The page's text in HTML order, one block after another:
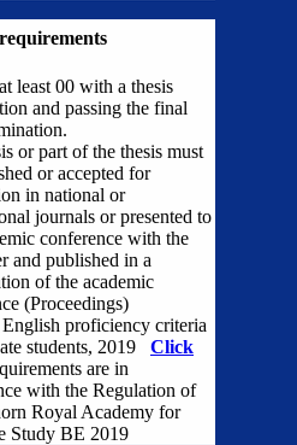
least 00 with a thesis
and passing the final
or part of the thesis must
or accepted for
in national or
journals or presented to
conference with the
and published in a
of the academic
(Proceedings)
English proficiency criteria
students, 2019 Click
are in
with the Regulation of
Royal Academy for
Study BE 2019